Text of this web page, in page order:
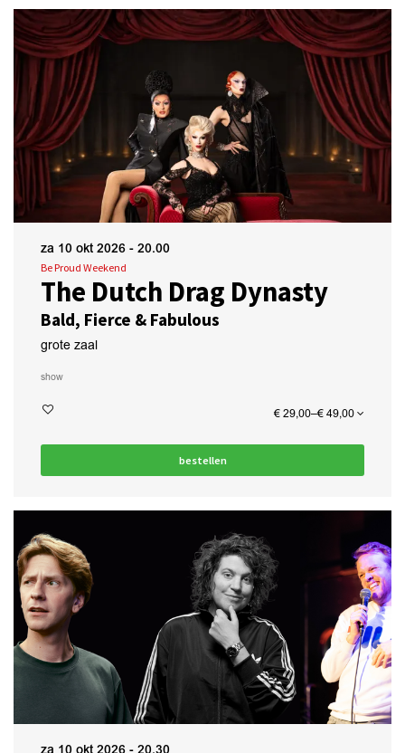
The Dutch Drag Dynasty
Bald, Fierce & Fabulous
Be Proud Weekend
za 10 okt 2026 - 20.00
grote zaal
show
€ 29,00–€ 49,00
bestellen